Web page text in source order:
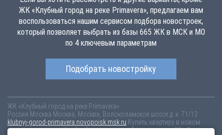
ЖК «Клубный город на реке Primavera», предлагаем вам
воспользоваться нашим сервисом подбора новостроек,
который позволяет выбрать из базы 665 ЖК в МСК и МО
по 4 ключевым параметрам
Подобрать новостройку
ЖК «Клубный город на реке Primavera»
Россия Москва Москва, Москва, Волоколамское шоссе д. к. 71/12
klubnyj-gorod-primavera.novopoisk.msk.ru Купить квартиру в новом
жилом комплексе «Клубный город на реке Primavera» от «СЗ «Стадион